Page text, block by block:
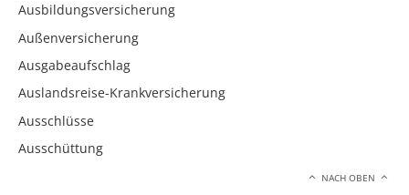
Ausbildungsversicherung
Außenversicherung
Ausgabeaufschlag
Auslandsreise-Krankversicherung
Ausschlüsse
Ausschüttung
NACH OBEN